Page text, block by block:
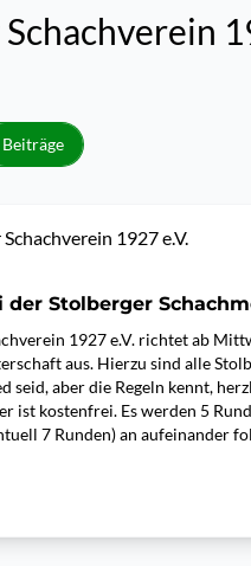
Beiträge
1927 e.V.
der Stolberger
1927 e.V. richtet ab
aus. Hierzu sind alle
seid, aber die Regeln kennt,
ist kostenfrei. Es werden 5
7 Runden) an aufeinander